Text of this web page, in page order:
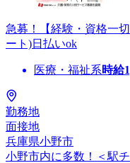
急募！【経験・資格一
ート)日払いok
医療・福祉系時給
勤務地
面接地
兵庫県小野市
小野市内に多数！＜駅